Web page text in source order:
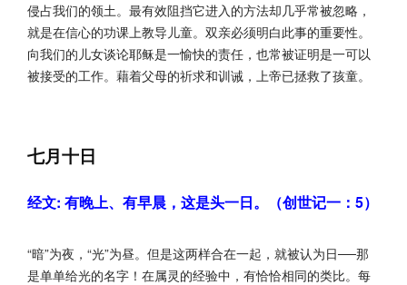
侵占我们的领土。最有效阻挡它进入的方法却几乎常被忽略，
就是在信心的功课上教导儿童。双亲必须明白此事的重要性。
向我们的儿女谈论耶稣是一愉快的责任，也常被证明是一可以
被接受的工作。藉着父母的祈求和训诫，上帝已拯救了孩童。
七月十日
经文: 有晚上、有早晨，这是头一日。（创世记一：5）
“暗”为夜，“光”为昼。但是这两样合在一起，就被认为日──那
是单单给光的名字！在属灵的经验中，有恰恰相同的类比。每